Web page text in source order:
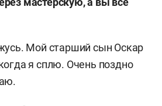
Мой старший сын Оскар
я сплю. Очень поздно